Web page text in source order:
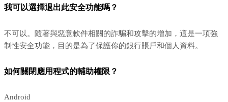
我可以選擇退出此安全功能嗎？
不可以。隨著與惡意軟件相關的詐騙和攻擊的增加，這是一項強
制性安全功能，目的是為了保護你的銀行賬戶和個人資料。
如何關閉應用程式的輔助權限？
Android